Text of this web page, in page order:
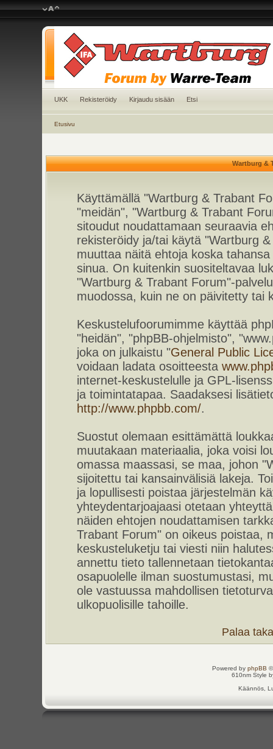
UKK Rekisteröidy Kirjaudu sisään Etsi
Etusivu
Wartburg &
Käyttämällä "Wartburg & Trabant
"meidän", "Wartburg & Trabant
sitoudut noudattamaan seuraavia
rekisteröidy ja/tai käytä "Wartburg
muuttaa näitä ehtoja koska
sinua. On kuitenkin suositeltavaa
"Wartburg & Trabant Forum"-
muodossa, kuin ne on päivitetty tai
Keskustelufoorumimme käyttää
"heidän", "phpBB-ohjelmisto",
joka on julkaistu "General Public
voidaan ladata osoitteesta
internet-keskustelulle ja GPL-
ja toimintatapaa. Saadaksesi
http://www.phpbb.com/.
Suostut olemaan esittämättä
muutakaan materiaalia, joka voisi
omassa maassasi, se maa, johon
sijoitettu tai kansainvälisiä lakeja.
ja lopullisesti poistaa järjestelmän
yhteydentarjoajaasi otetaan
näiden ehtojen noudattamisen
Trabant Forum" on oikeus poistaa,
keskusteluketju tai viesti niin
annettu tieto tallennetaan
osapuolelle ilman suostumustasi,
ole vastuussa mahdollisen
ulkopuolisille tahoille.
Palaa
Powered by phpBB
610nm Style
Käännös,